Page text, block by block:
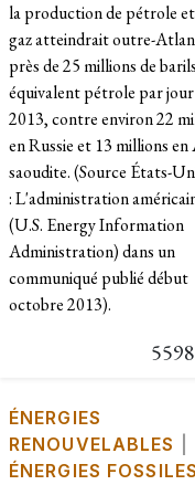
la production de pétrole
gaz atteindrait outre-
près de 25 millions de barils
équivalent pétrole par
2013, contre environ 22
en Russie et 13 millions en
saoudite. (Source États-
: L'administration
(U.S. Energy Information
Administration) dans un
communiqué publié début
octobre 2013).
ÉNERGIES
RENOUVELABLES
ÉNERGIES FOSSILES